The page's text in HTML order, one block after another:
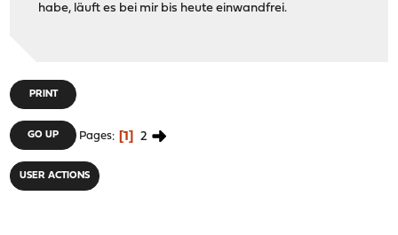
habe, läuft es bei mir bis heute einwandfrei.
PRINT
GO UP Pages 1 2
USER ACTIONS